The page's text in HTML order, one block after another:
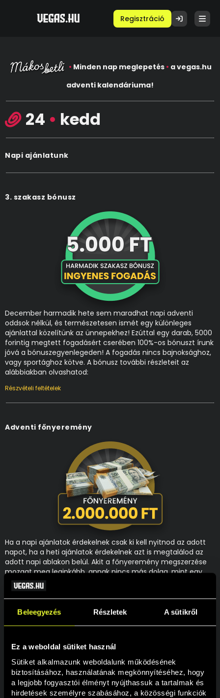
Beleegyezés Részletek A sütikről
Ez a weboldal sütiket használ
Sütiket alkalmazunk weboldalunk működésének
biztosításához, használatának megkönnyítéséhez, hogy
a legjobb fogyasztói élményt nyújthassuk a tartalmak és
hirdetések személyre szabásához, a közösségi funkciók
Regisztráció
• Minden nap meglepetés • a vegas.hu
adventi kalendáriuma!
24 • kedd
Napi ajánlatunk
3. szakasz bónusz
December harmadik hete sem maradhat napi adventi
oddsok nélkül, és természetesen ismét egy különleges
ajánlattal közelítünk az ünnepekhez! Ezúttal egy darab, 5000
forintig megtett fogadásért cserében 100%-os bónuszt írunk
jóvá a bónuszegyenlegeden! A fogadás nincs bajnoksághoz,
vagy sportághoz kötve. A bónusz további részleteit az
alábbiakban olvashatod:
Részvételi feltételek
Adventi főnyeremény
Ha a napi ajánlatok érdekelnek csak ki kell nyitnod az adott
napot, ha a heti ajánlatok érdekelnek azt is megtalálod az
adott napi ablakon belül. Akit a főnyeremény megszerzése
mozgat meg leginkább, annak nincs más dolga, mint egy
érvényes fogadást tenni az adventi oddsok valamelyikére
mind a négy szakaszban. Így akár Te is lehetsz az, aki 2 000
000 Ft-al lesz gazdagabb 2025-re.
A nyereményjátékban való részvételhez a felhasználói
hogy részt kívánsz venni a promóciókban!
Részvételi feltételek